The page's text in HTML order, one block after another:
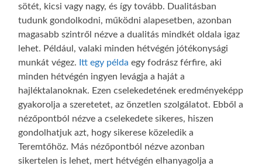
sötét, kicsi vagy nagy, és így tovább. Dualitásban
tudunk gondolkodni, működni alapesetben, azonban
magasabb szintről nézve a dualitás mindkét oldala igaz
lehet. Például, valaki minden hétvégén jótékonysági
munkát végez. Itt egy példa egy fodrász férfire, aki
minden hétvégén ingyen levágja a haját a
hajléktalanoknak. Ezen cselekedetének eredményeképp
gyakorolja a szeretetet, az önzetlen szolgálatot. Ebből a
nézőpontból nézve a cselekedete sikeres, hiszen
gondolhatjuk azt, hogy sikerese közeledik a
Teremtőhöz. Más nézőpontból nézve azonban
sikertelen is lehet, mert hétvégén elhanyagolja a